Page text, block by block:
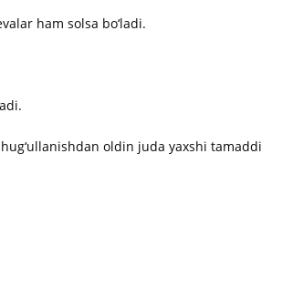
ham solsa bo‘ladi.
oldin juda yaxshi tamaddi